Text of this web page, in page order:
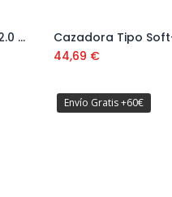
Pantalón Corto Alna 2.0 369 Amarillo Fosforito Ref.77425
Añadir al carrito
44,69 €
Envío Gratis +60€